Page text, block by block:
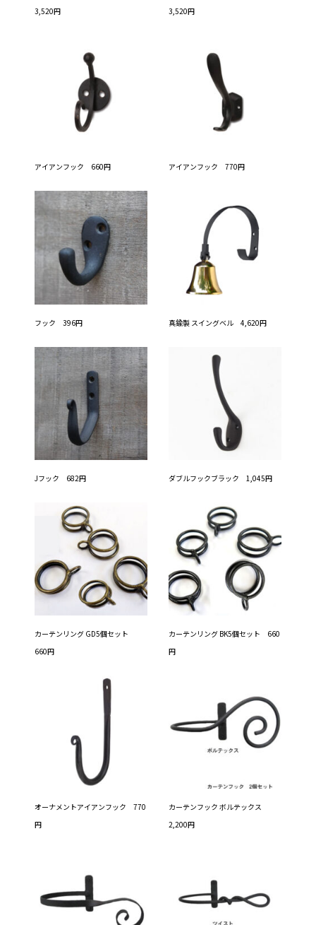
3,520円 3,520円
アイアンフック 660円 アイアンフック 770円
フック 396円 真鍮製 スイングベル 4,620円
Jフック 682円 ダブルフックブラック 1,045円
カーテンリング GD5個セット
660円
カーテンリング BK5個セット 660
円
オーナメントアイアンフック 770
円
カーテンフック ボルテックス
2,200円